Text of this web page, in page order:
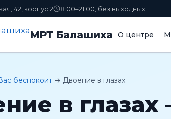
42, корпус 2 8:00–21:00, без выходных
МРТ Балашиха О центре
беспокоит → Двоение в глазах
в